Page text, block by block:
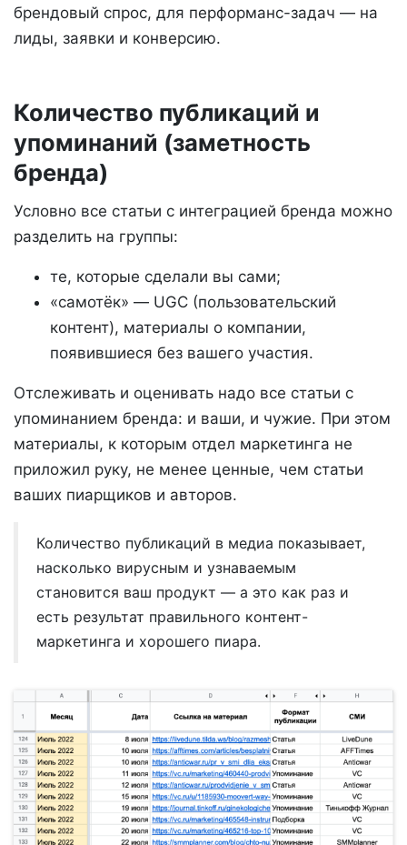
брендовый спрос, для перформанс-задач — на
лиды, заявки и конверсию.
Количество публикаций и
упоминаний (заметность
бренда)
Условно все статьи с интеграцией бренда можно
разделить на группы:
те, которые сделали вы сами;
«самотёк» — UGC (пользовательский
контент), материалы о компании,
появившиеся без вашего участия.
Отслеживать и оценивать надо все статьи с
упоминанием бренда: и ваши, и чужие. При этом
материалы, к которым отдел маркетинга не
приложил руку, не менее ценные, чем статьи
ваших пиарщиков и авторов.
Количество публикаций в медиа показывает,
насколько вирусным и узнаваемым
становится ваш продукт — а это как раз и
есть результат правильного контент-
маркетинга и хорошего пиара.